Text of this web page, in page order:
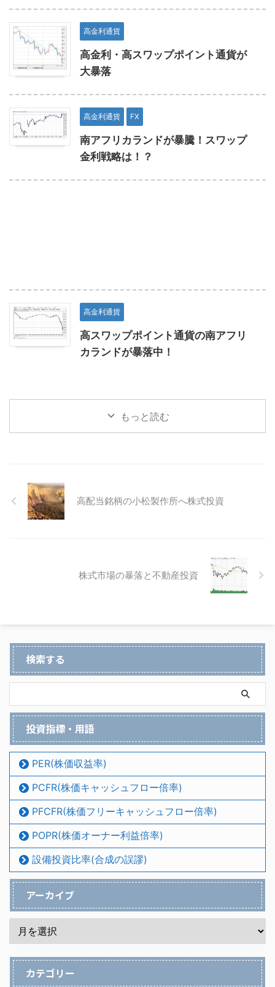
高金利通貨
高金利・高スワップポイント通貨が
大暴落
高金利通貨 FX
南アフリカランドが暴騰！スワップ
金利戦略は！？
高金利通貨
高スワップポイント通貨の南アフリ
カランドが暴落中！
もっと読む
高配当銘柄の小松製作所へ株式投資
株式市場の暴落と不動産投資
検索する
投資指標・用語
PER(株価収益率)
PCFR(株価キャッシュフロー倍率)
PFCFR(株価フリーキャッシュフロー倍率)
POPR(株価オーナー利益倍率)
設備投資比率(合成の誤謬)
アーカイブ
カテゴリー